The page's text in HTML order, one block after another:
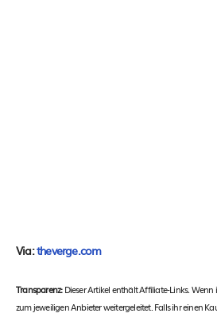
Via:theverge.com
Transparenz:Dieser Artikel enthält Affiliate-Links. Wenn
zum jeweiligen Anbieter weitergeleitet. Falls ihr einen